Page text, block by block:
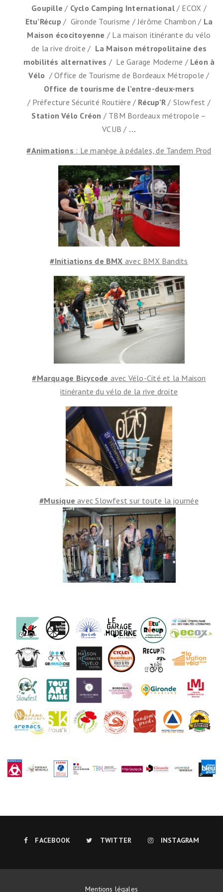
Goupille / Cyclo Camping International / ECOX /
Etu’Récup / Gironde Tourisme / Jérôme Chambon / La
Maison écocitoyenne / La maison itinérante du vélo
de la rive droite / La Maison métropolitaine des
mobilités alternatives / Le Garage Moderne /Léon à
Vélo / Office de Tourisme de Bordeaux Métropole /
Office de tourisme de l’entre-deux-mers
/ Préfecture Sécurité Routière / Récup’R / Slowfest /
Station Vélo Créon / TBM Bordeaux métropole –
VCUB / …
#Animations : Le manège à pédales, de Tandem Prod
#Initiations de BMX avec BMX Bandits
#Marquage Bicycode avec Vélo-Cité et la Maison
itinérante du vélo de la rive droite
#Musique avec Slowfest sur toute la journée
FACEBOOK TWITTER INSTAGRAM
Mentions légales